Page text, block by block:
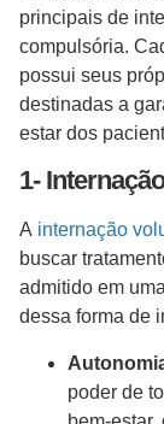
principais de
compulsória.
possui seus
destinadas a
estar dos
1-
A internação
buscar
admitido em
dessa forma de
poder de